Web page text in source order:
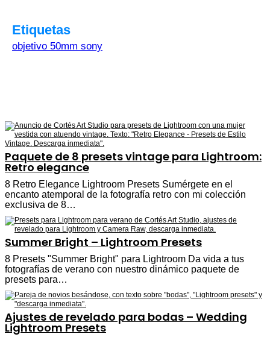
Etiquetas
objetivo 50mm sony
Paquete de 8 presets vintage para Lightroom:
Retro elegance
8 Retro Elegance Lightroom Presets Sumérgete en el
encanto atemporal de la fotografía retro con mi colección
exclusiva de 8…
Summer Bright – Lightroom Presets
8 Presets "Summer Bright" para Lightroom Da vida a tus
fotografías de verano con nuestro dinámico paquete de
presets para…
Ajustes de revelado para bodas – Wedding
Lightroom Presets